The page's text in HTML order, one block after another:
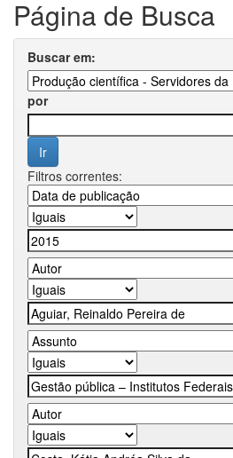
Página de Busca
Buscar em:
por
Filtros correntes: